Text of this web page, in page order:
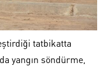
tatbikatta
yangın söndürme,